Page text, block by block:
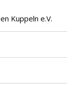
Kuppeln e.V.